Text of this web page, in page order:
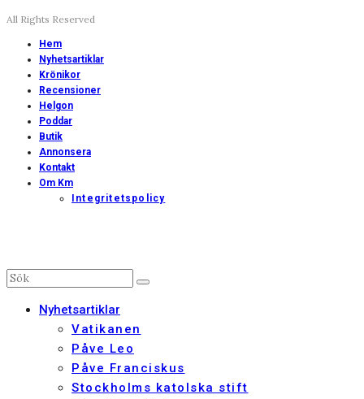
All Rights Reserved
Hem
Nyhetsartiklar
Krönikor
Recensioner
Helgon
Poddar
Butik
Annonsera
Kontakt
Om Km
Integritetspolicy
Nyhetsartiklar
Vatikanen
Påve Leo
Påve Franciskus
Stockholms katolska stift